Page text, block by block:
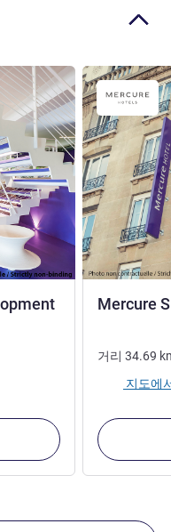
Mercure
거리 34.69
지도에